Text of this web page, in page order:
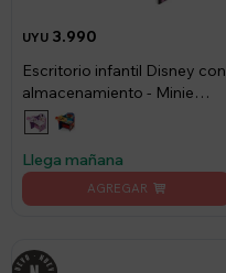
UYU 3.990
Escritorio infantil Disney con
almacenamiento - Minie
Mouse
Llega mañana